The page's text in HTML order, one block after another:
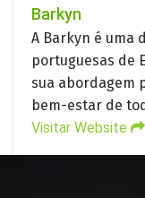
Barkyn
A Barkyn é uma
portuguesas de
sua abordagem
bem-estar de
Visitar Website